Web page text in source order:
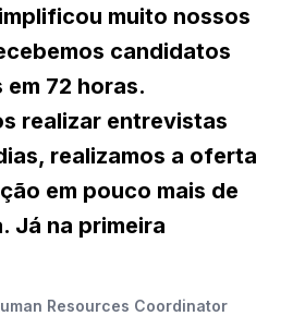
muito nossos
candidatos
72 horas.
realizar entrevistas
realizamos a oferta
em pouco mais de
Já na primeira
Resources Coordinator